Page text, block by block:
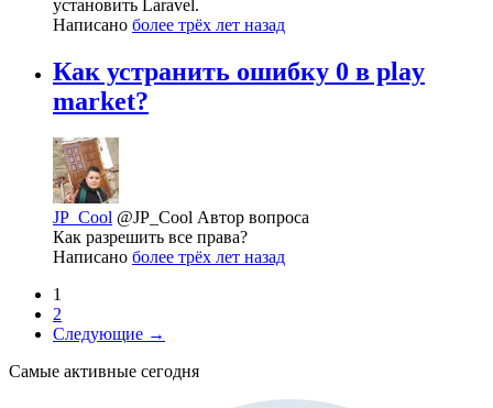
установить Laravel.
Написано более трёх лет назад
Как устранить ошибку 0 в play
market?
JP_Cool @JP_Cool Автор вопроса
Как разрешить все права?
Написано более трёх лет назад
1
2
Следующие →
Самые активные сегодня